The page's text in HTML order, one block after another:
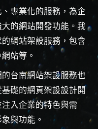
專業化的服務，為企
的網站開發功能。我
網站架設服務，包含
站等。
台南網站架設服務也
礎的網頁架設設計開
入企業的特色與需
與功能。